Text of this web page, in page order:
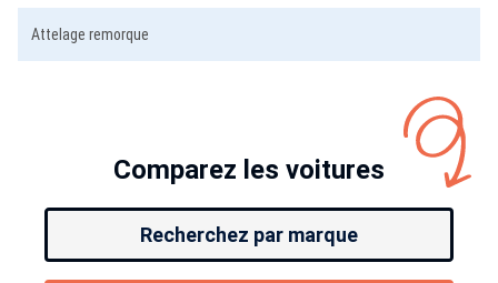
Attelage remorque
Comparez les voitures
Recherchez par marque